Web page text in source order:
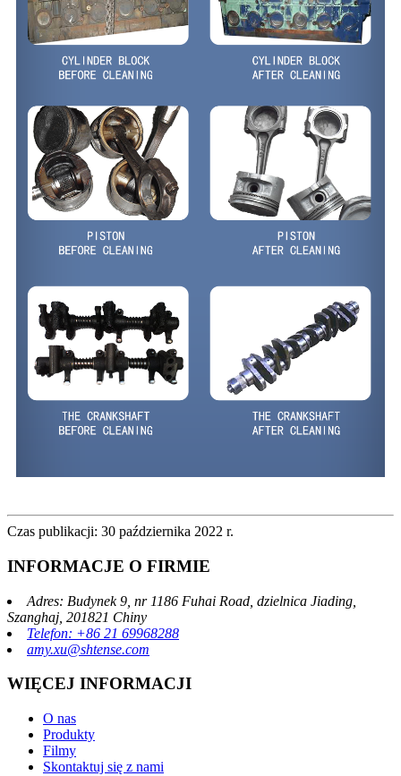
Czas publikacji: 30 października 2022 r.
INFORMACJE O FIRMIE
Adres: Budynek 9, nr 1186 Fuhai Road, dzielnica Jiading,
Szanghaj, 201821 Chiny
Telefon: +86 21 69968288
amy.xu@shtense.com
WIĘCEJ INFORMACJI
O nas
Produkty
Filmy
Skontaktuj się z nami